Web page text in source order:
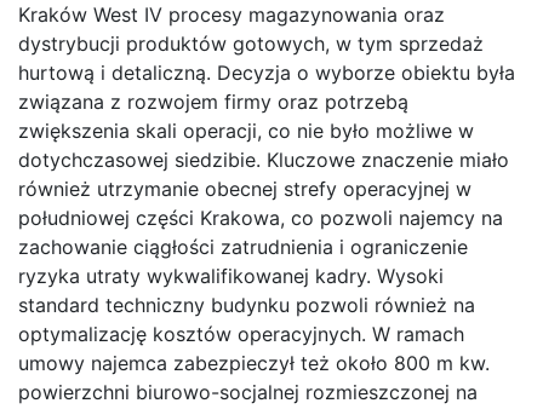
Kraków West IV procesy magazynowania oraz
dystrybucji produktów gotowych, w tym sprzedaż
hurtową i detaliczną. Decyzja o wyborze obiektu była
związana z rozwojem firmy oraz potrzebą
zwiększenia skali operacji, co nie było możliwe w
dotychczasowej siedzibie. Kluczowe znaczenie miało
również utrzymanie obecnej strefy operacyjnej w
południowej części Krakowa, co pozwoli najemcy na
zachowanie ciągłości zatrudnienia i ograniczenie
ryzyka utraty wykwalifikowanej kadry. Wysoki
standard techniczny budynku pozwoli również na
optymalizację kosztów operacyjnych. W ramach
umowy najemca zabezpieczył też około 800 m kw.
powierzchni biurowo-socjalnej rozmieszczonej na